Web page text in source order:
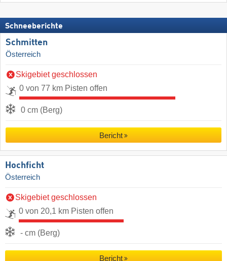
Schneeberichte
Schmitten
Österreich
Skigebiet geschlossen
0 von 77 km Pisten offen
0 cm (Berg)
Bericht
Hochficht
Österreich
Skigebiet geschlossen
0 von 20,1 km Pisten offen
- cm (Berg)
Bericht